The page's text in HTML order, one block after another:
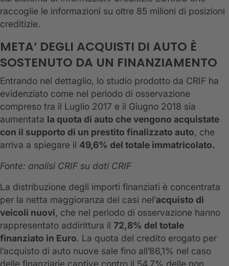
raccoglie le informazioni su oltre 85 milioni di posizioni
creditizie.
META’ DEGLI ACQUISTI DI AUTO È
SOSTENUTO DA UN FINANZIAMENTO
Entrando nel dettaglio, lo studio prodotto da CRIF ha
evidenziato come nel periodo di osservazione
compreso tra il Luglio 2017 e il Giugno 2018 sia
aumentata la quota di auto che vengono acquistate
con il supporto di un prestito finalizzato auto, che
arriva a spiegare il 49,6% del totale immatricolato.
Fonte: analisi CRIF su dati CRIF
La distribuzione degli importi finanziati è concentrata
per la netta maggioranza dei casi nel’acquisto di
veicoli nuovi, che nel periodo di osservazione hanno
rappresentato addirittura il 72,8% del totale
finanziato in Euro. La quota del credito erogato per
l’acquisto di auto nuove sale fino all’86,1% nel caso
delle finanziarie captive contro il 54,7% delle non